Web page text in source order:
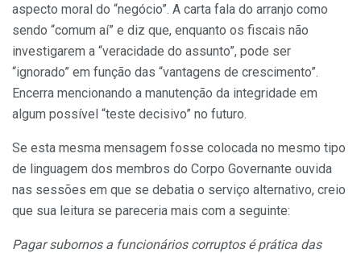
aspecto moral do “negócio”. A carta fala do arranjo como
sendo “comum aí” e diz que, enquanto os fiscais não
investigarem a “veracidade do assunto”, pode ser
“ignorado” em função das “vantagens de crescimento”.
Encerra mencionando a manutenção da integridade em
algum possível “teste decisivo” no futuro.
Se esta mesma mensagem fosse colocada no mesmo tipo
de linguagem dos membros do Corpo Governante ouvida
nas sessões em que se debatia o serviço alternativo, creio
que sua leitura se pareceria mais com a seguinte:
Pagar subornos a funcionários corruptos é prática das